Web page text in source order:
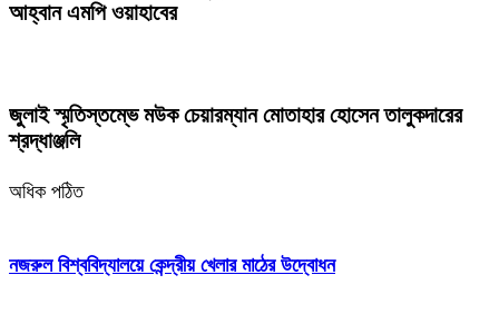
আহ্বান এমপি ওয়াহাবের
জুলাই স্মৃতিস্তম্ভে মউক চেয়ারম্যান মোতাহার হোসেন তালুকদারের
শ্রদ্ধাঞ্জলি
অধিক পঠিত
নজরুল বিশ্ববিদ্যালয়ে কেন্দ্রীয় খেলার মাঠের উদ্বোধন